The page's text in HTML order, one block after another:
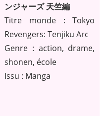
ンジャーズ 天竺編
Titre monde : Tokyo
Revengers: Tenjiku Arc
Genre : action, drame,
shonen, école
Issu : Manga